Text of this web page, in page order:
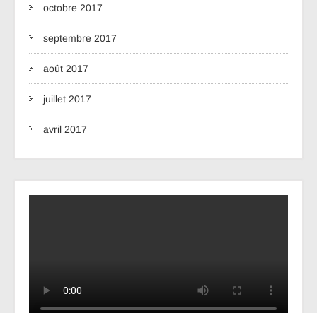
octobre 2017
septembre 2017
août 2017
juillet 2017
avril 2017